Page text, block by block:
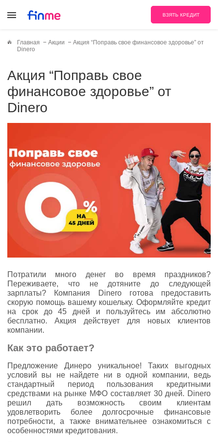
ВЗЯТЬ КРЕДИТ
Главная Акции
Акция “Поправь свое финансовое здоровье” от
Dinero
Акция “Поправь свое
финансовое здоровье” от
Dinero
Потратили много денег во время праздников?
Переживаете, что не дотяните до следующей
зарплаты? Компания Dinero готова предоставить
скорую помощь вашему кошельку. Оформляйте кредит
на срок до 45 дней и пользуйтесь им абсолютно
бесплатно. Акция действует для новых клиентов
компании.
Как это работает?
Предложение Динеро уникальное! Таких выгодных
условий вы не найдете ни в одной компании, ведь
стандартный период пользования кредитными
средствами на рынке МФО составляет 30 дней. Dinero
решил дать возможность своим клиентам
удовлетворить более долгосрочные финансовые
потребности, а также внимательнее ознакомиться с
особенностями кредитования.